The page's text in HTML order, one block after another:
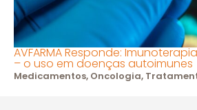
AVFARMA Responde:
– o uso em doenças autoimunes
Medicamentos, Oncologia,